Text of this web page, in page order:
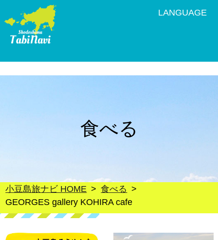
LANGUAGE
食べる
小豆島旅ナビ HOME
食べる
GEORGES gallery KOHIRA cafe